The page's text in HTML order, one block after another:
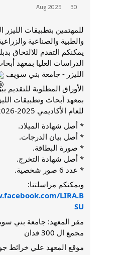
30 Aug 2025
للمهتمين بتطبيقات الليزر
والطبية والصناعية
يمكنكم التقدم للالتحاق
الدراسات العليا بمعهد
الليزر - جامعة بني سويف
الأوراق المطلوبة للتقديم
بمعهد أبحاث وتطبيقات
للعام الأكاديمي 2025-2026:
* أصل شهادة الميلاد.
* أصل بيان الدرجات.
* صورة البطاقة.
* أصل شهادة التخرج.
* عدد 6 صور شخصية.
ويمكنكم مراسلتنا:
LIRA.B
SU
مقر المعهد: جامعة بني
مجمع ال 300 فدان
موقع المعهد علي خرائط